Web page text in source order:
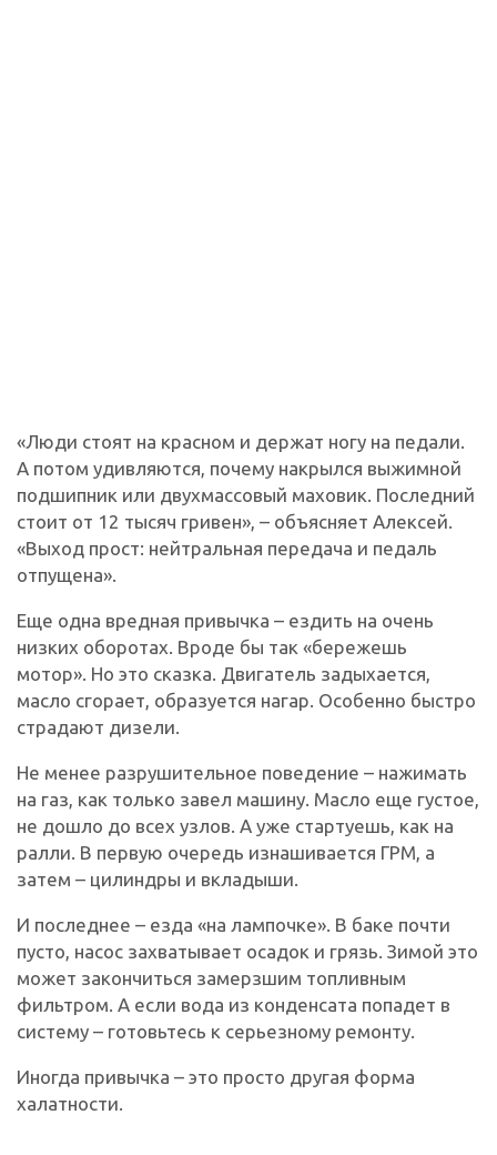
«Люди стоят на красном и держат ногу на педали.
А потом удивляются, почему накрылся выжимной
подшипник или двухмассовый маховик. Последний
стоит от 12 тысяч гривен», – объясняет Алексей.
«Выход прост: нейтральная передача и педаль
отпущена».
Еще одна вредная привычка – ездить на очень
низких оборотах. Вроде бы так «бережешь
мотор». Но это сказка. Двигатель задыхается,
масло сгорает, образуется нагар. Особенно быстро
страдают дизели.
Не менее разрушительное поведение – нажимать
на газ, как только завел машину. Масло еще густое,
не дошло до всех узлов. А уже стартуешь, как на
ралли. В первую очередь изнашивается ГРМ, а
затем – цилиндры и вкладыши.
И последнее – езда «на лампочке». В баке почти
пусто, насос захватывает осадок и грязь. Зимой это
может закончиться замерзшим топливным
фильтром. А если вода из конденсата попадет в
систему – готовьтесь к серьезному ремонту.
Иногда привычка – это просто другая форма
халатности.